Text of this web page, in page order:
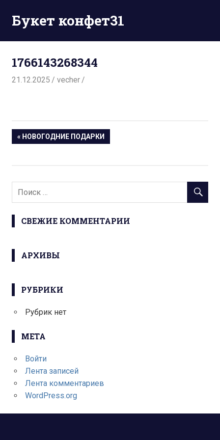
содержимому
Букет конфет31
1766143268344
21.12.2025 vecher
Навигация
« НОВОГОДНИЕ ПОДАРКИ
СВЕЖИЕ КОММЕНТАРИИ
АРХИВЫ
РУБРИКИ
Рубрик нет
МЕТА
Войти
Лента записей
Лента комментариев
WordPress.org